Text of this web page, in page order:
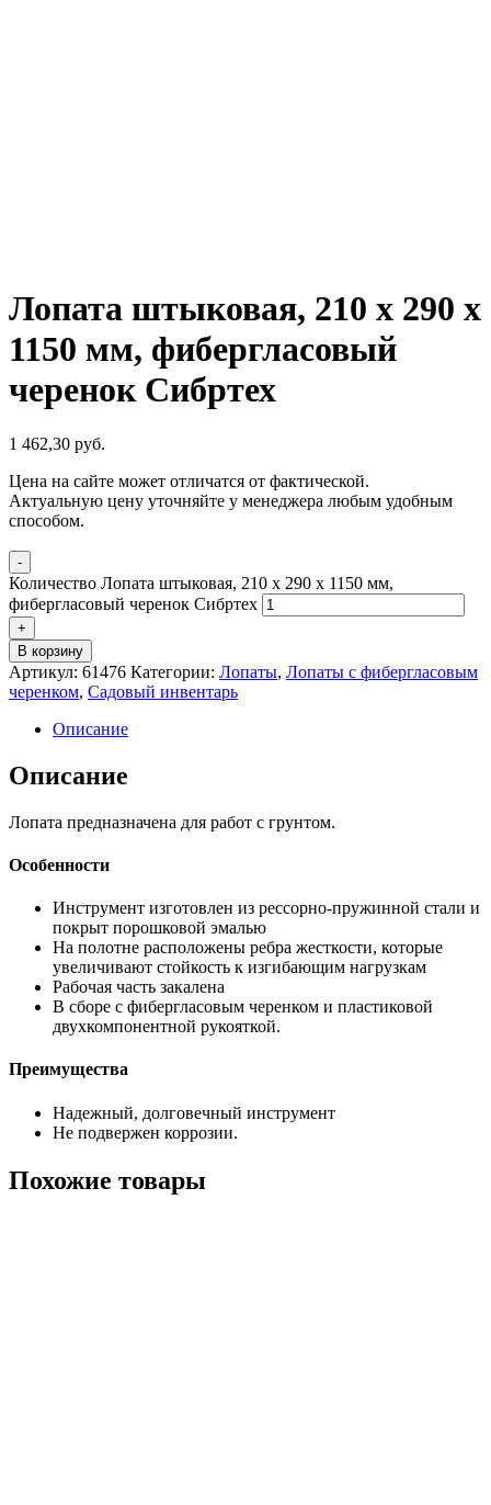
Лопата штыковая, 210 x 290 x
1150 мм, фибергласовый
черенок Сибртех
1 462,30 руб.
Цена на сайте может отличатся от фактической.
Актуальную цену уточняйте у менеджера любым удобным
способом.
-
Количество Лопата штыковая, 210 x 290 x 1150 мм,
фибергласовый черенок Сибртех
+
В корзину
Артикул: 61476 Категории: Лопаты, Лопаты с фибергласовым
черенком, Садовый инвентарь
Описание
Описание
Лопата предназначена для работ с грунтом.
Особенности
Инструмент изготовлен из рессорно-пружинной стали и
покрыт порошковой эмалью
На полотне расположены ребра жесткости, которые
увеличивают стойкость к изгибающим нагрузкам
Рабочая часть закалена
В сборе с фибергласовым черенком и пластиковой
двухкомпонентной рукояткой.
Преимущества
Надежный, долговечный инструмент
Не подвержен коррозии.
Похожие товары